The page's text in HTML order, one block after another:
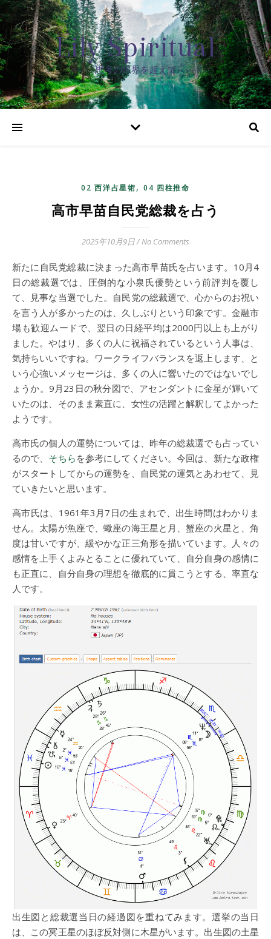
Lily Spiritual
思考の限界を超えて
02 西洋占星術, 04 四柱推命
高市早苗自民党総裁を占う
2025年10月9日/No Comments
新たに自民党総裁に決まった高市早苗氏を占います。10月4
日の総裁選では、圧倒的な小泉氏優勢という前評判を覆し
て、見事な当選でした。自民党の総裁選で、心からのお祝い
を言う人が多かったのは、久しぶりという印象です。金融市
場も歓迎ムードで、翌日の日経平均は2000円以上も上がり
ました。やはり、多くの人に祝福されているという人事は、
気持ちいいですね。ワークライフバランスを返上します、と
いう心強いメッセージは、多くの人に響いたのではないでし
ょうか。9月23日の秋分図で、アセンダントに金星が輝いて
いたのは、そのまま素直に、女性の活躍と解釈してよかった
ようです。
高市氏の個人の運勢については、昨年の総裁選でも占ってい
るので、 そちら を参考にしてください。今回は、新たな政権
がスタートしてからの運勢を、自民党の運気とあわせて、見
ていきたいと思います。
高市氏は、1961年3月7日の生まれで、出生時間はわかりま
せん。太陽が魚座で、蠍座の海王星と月、蟹座の火星と、角
度は甘いですが、緩やかな正三角形を描いています。人々の
感情を上手くよみとることに優れていて、自分自身の感情に
も正直に、自分自身の理想を徹底的に貫こうとする、率直な
人です。
出生図と総裁選当日の経過図を重ねてみます。選挙の当日
は、この冥王星のほぼ反対側に木星がいます。出生図の土星